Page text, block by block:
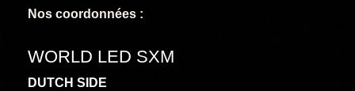
Nos coordonnées :
WORLD LED SXM
DUTCH SIDE